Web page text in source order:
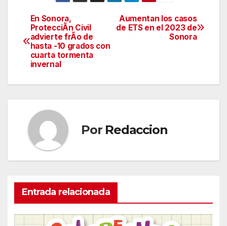
Navegación
de
entradas
Aumentan los casos
de ETS en el 2023 de
Sonora
En Sonora,
ProtecciÃn Civil
advierte frÃo de
hasta -10 grados con
cuarta tormenta
invernal
Por Redaccion
Entrada relacionada